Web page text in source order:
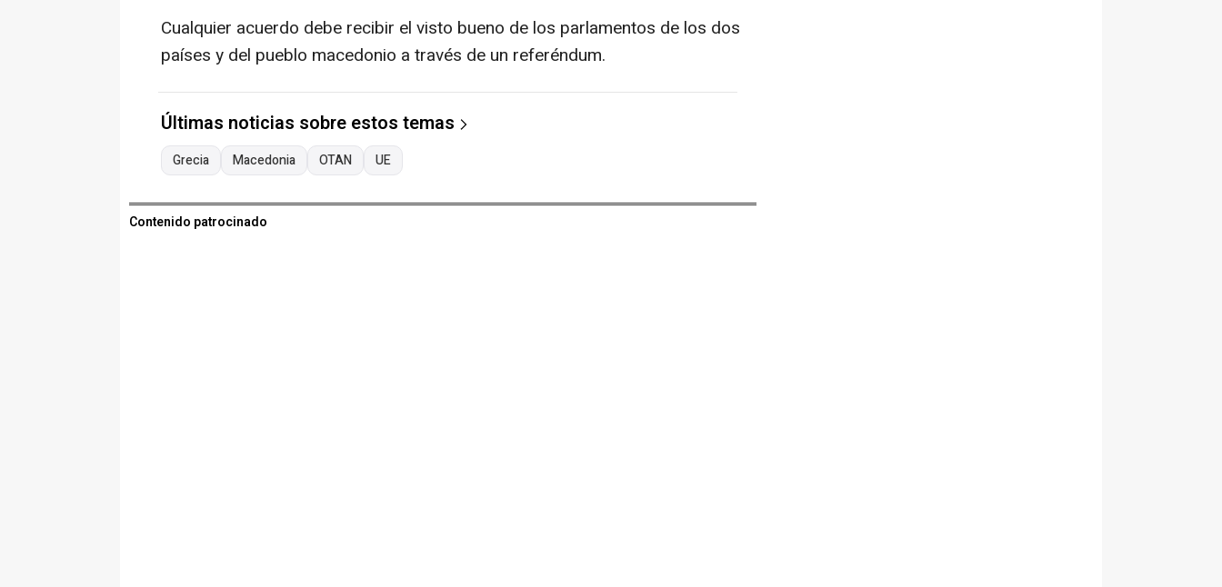
Cualquier acuerdo debe recibir el visto bueno de los parlamentos de los dos
países y del pueblo macedonio a través de un referéndum.
Últimas noticias sobre estos temas
Grecia Macedonia OTAN UE
Contenido patrocinado